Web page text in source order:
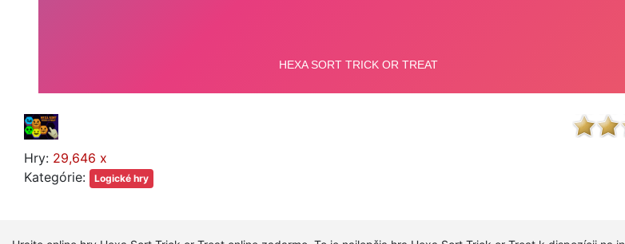
Hry: 29,646 x
Kategórie:
Logické hry